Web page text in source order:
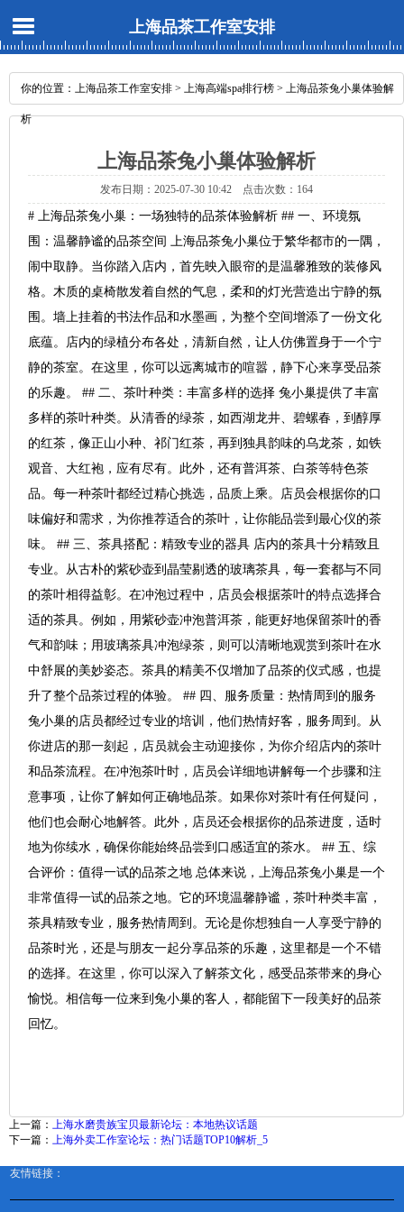
上海品茶工作室安排
你的位置： 上海品茶工作室安排 > 上海高端spa排行榜 > 上海品茶兔小巢体验解
析
上海品茶兔小巢体验解析
发布日期：2025-07-30 10:42 点击次数：164
# 上海品茶兔小巢：一场独特的品茶体验解析 ## 一、环境氛
围：温馨静谧的品茶空间 上海品茶兔小巢位于繁华都市的一隅，
闹中取静。当你踏入店内，首先映入眼帘的是温馨雅致的装修风
格。木质的桌椅散发着自然的气息，柔和的灯光营造出宁静的氛
围。墙上挂着的书法作品和水墨画，为整个空间增添了一份文化
底蕴。店内的绿植分布各处，清新自然，让人仿佛置身于一个宁
静的茶室。在这里，你可以远离城市的喧嚣，静下心来享受品茶
的乐趣。 ## 二、茶叶种类：丰富多样的选择 兔小巢提供了丰富
多样的茶叶种类。从清香的绿茶，如西湖龙井、碧螺春，到醇厚
的红茶，像正山小种、祁门红茶，再到独具韵味的乌龙茶，如铁
观音、大红袍，应有尽有。此外，还有普洱茶、白茶等特色茶
品。每一种茶叶都经过精心挑选，品质上乘。店员会根据你的口
味偏好和需求，为你推荐适合的茶叶，让你能品尝到最心仪的茶
味。 ## 三、茶具搭配：精致专业的器具 店内的茶具十分精致且
专业。从古朴的紫砂壶到晶莹剔透的玻璃茶具，每一套都与不同
的茶叶相得益彰。在冲泡过程中，店员会根据茶叶的特点选择合
适的茶具。例如，用紫砂壶冲泡普洱茶，能更好地保留茶叶的香
气和韵味；用玻璃茶具冲泡绿茶，则可以清晰地观赏到茶叶在水
中舒展的美妙姿态。茶具的精美不仅增加了品茶的仪式感，也提
升了整个品茶过程的体验。 ## 四、服务质量：热情周到的服务
兔小巢的店员都经过专业的培训，他们热情好客，服务周到。从
你进店的那一刻起，店员就会主动迎接你，为你介绍店内的茶叶
和品茶流程。在冲泡茶叶时，店员会详细地讲解每一个步骤和注
意事项，让你了解如何正确地品茶。如果你对茶叶有任何疑问，
他们也会耐心地解答。此外，店员还会根据你的品茶进度，适时
地为你续水，确保你能始终品尝到口感适宜的茶水。 ## 五、综
合评价：值得一试的品茶之地 总体来说，上海品茶兔小巢是一个
非常值得一试的品茶之地。它的环境温馨静谧，茶叶种类丰富，
茶具精致专业，服务热情周到。无论是你想独自一人享受宁静的
品茶时光，还是与朋友一起分享品茶的乐趣，这里都是一个不错
的选择。在这里，你可以深入了解茶文化，感受品茶带来的身心
愉悦。相信每一位来到兔小巢的客人，都能留下一段美好的品茶
回忆。
上一篇： 上海水磨贵族宝贝最新论坛：本地热议话题
下一篇： 上海外卖工作室论坛：热门话题TOP10解析_5
友情链接：